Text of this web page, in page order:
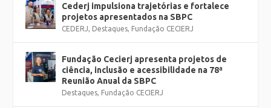
Cederj impulsiona trajetórias e fortalece
projetos apresentados na SBPC
CEDERJ, Destaques, Fundação CECIERJ
Fundação Cecierj apresenta projetos de
ciência, inclusão e acessibilidade na 78ª
Reunião Anual da SBPC
Destaques, Fundação CECIERJ